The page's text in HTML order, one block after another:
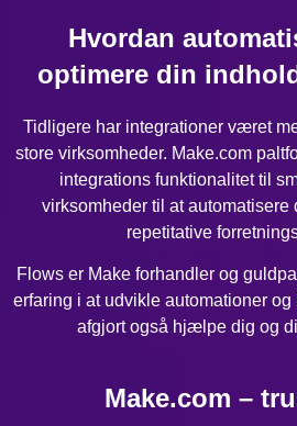
Hvordan
optimere din
Tidligere har integrationer været
store virksomheder. Make.com
integrations funktionalitet til
virksomheder til at automatisere
repetitative
Flows er Make forhandler og
erfaring i at udvikle automationer
afgjort også hjælpe dig og
Make.com –